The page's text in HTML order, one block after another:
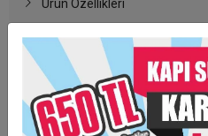
Ürün Özellikleri
Baskıcı Amca
EN AZ 30 ADET SİPARİŞ
30 ADET SİPARİŞ ALTINDA
EDİLECEKTİR.